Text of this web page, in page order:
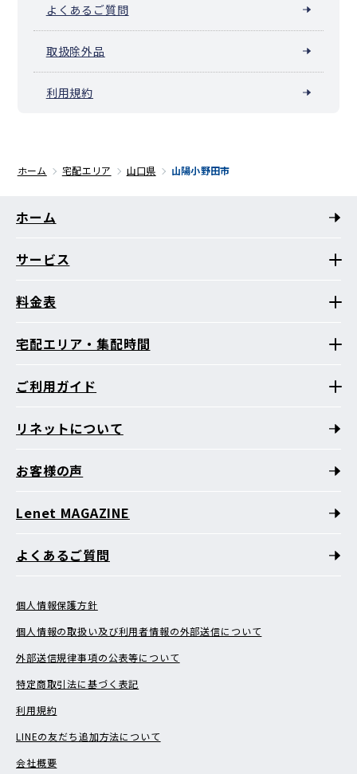
よくあるご質問
取扱除外品
利用規約
ホーム 宅配エリア 山口県 山陽小野田市
ホーム
サービス
料金表
宅配エリア・集配時間
ご利用ガイド
リネットについて
お客様の声
Lenet MAGAZINE
よくあるご質問
個人情報保護方針
個人情報の取扱い及び利用者情報の外部送信について
外部送信規律事項の公表等について
特定商取引法に基づく表記
利用規約
LINEの友だち追加方法について
会社概要